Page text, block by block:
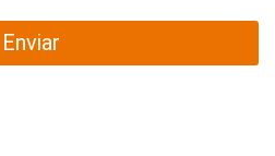
Enviar